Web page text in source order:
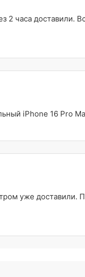
часа доставили.
iPhone 16 Pro
уже доставили.